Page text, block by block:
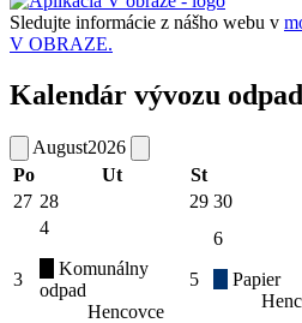
Sledujte informácie z nášho webu v
V OBRAZE.
Kalendár vývozu
August2026
Po
Ut St
27 28 29 30
3
4
Komunálny
odpad
Hencovce
5
6
Papier